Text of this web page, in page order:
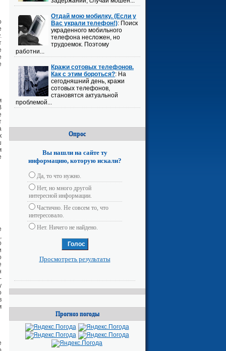
Отдай мою мобилку. (Если у
Вас украли телефон!): Поиск
украденного мобильного
телефона несложен, но
трудоемок. Поэтому
работни...
Кражи сотовых телефонов.
Как с этим бороться?: На
сегодняшний день, кражи
сотовых телефонов,
становятся актуальной
проблемой...
Опрос
Вы нашли на сайте ту
информацию, которую искали?
Да, то что нужно.
Нет, но много другой
интересной информации.
Частично. Не совсем то, что
интересовало.
Нет. Ничего не найдено.
Просмотреть результаты
Прогноз погоды